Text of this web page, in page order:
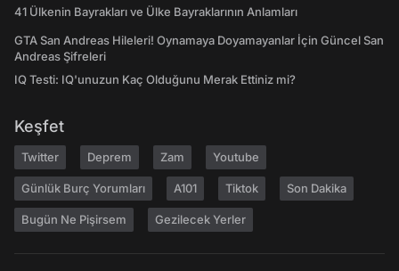
41 Ülkenin Bayrakları ve Ülke Bayraklarının Anlamları
GTA San Andreas Hileleri! Oynamaya Doyamayanlar İçin Güncel San
Andreas Şifreleri
IQ Testi: IQ'unuzun Kaç Olduğunu Merak Ettiniz mi?
Keşfet
Twitter Deprem Zam Youtube
Günlük Burç Yorumları A101 Tiktok Son Dakika
Bugün Ne Pişirsem Gezilecek Yerler